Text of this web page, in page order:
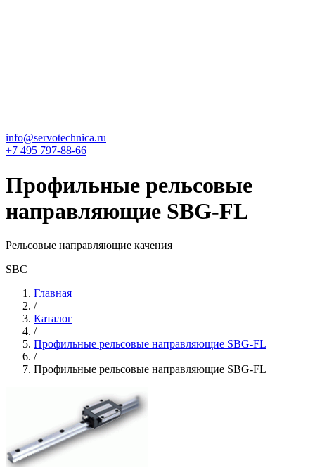
info@servotechnica.ru
+7 495 797-88-66
Профильные рельсовые
направляющие SBG-FL
Рельсовые направляющие качения
SBC
Главная
/
Каталог
/
Профильные рельсовые направляющие SBG-FL
/
Профильные рельсовые направляющие SBG-FL